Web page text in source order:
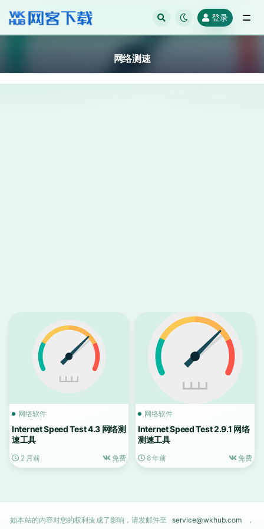
登录
网络测速
网络软件
Internet Speed Test 4.3 网络测
速工具
2 月前 免费
网络软件
Internet Speed Test 2.9.1 网络
测速工具
8 年前 免费
如本站的内容对您的权利造成了影响，请发邮件至 service@wkhub.com ，
全部